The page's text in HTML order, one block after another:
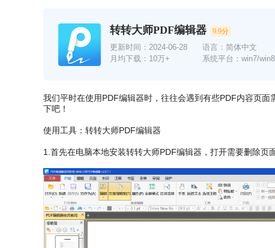
转转大师PDF编辑器 9.9分
更新时间： 2024-06-28
月均下载：10万+
语言：简体中文
系统平台：win7/
我们平时在使用PDF编辑器时，往往会遇到有些PDF内容页
下吧！
使用工具：转转大师PDF编辑器
1.首先在电脑本地安装转转大师PDF编辑器，打开需要删除页